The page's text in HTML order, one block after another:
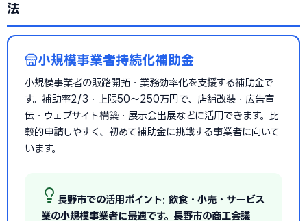
法
小規模事業者持続化補助金
小規模事業者の販路開拓・業務効率化を支援する補助金で
す。補助率2/3・上限50〜250万円で、店舗改装・広告宣
伝・ウェブサイト構築・展示会出展などに活用できます。比
較的申請しやすく、初めて補助金に挑戦する事業者に向いて
います。
長野市での活用ポイント: 飲食・小売・サービス
業の小規模事業者に最適です。長野市の商工会議